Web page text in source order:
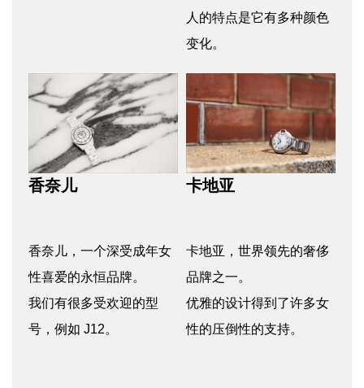
人的特点是它有多种颜色
变化。
香奈儿
香奈儿，一个深受成年女
性喜爱的永恒品牌。
我们有很多受欢迎的型
号，例如 J12。
卡地亚
卡地亚，世界领先的奢侈
品牌之一。
优雅的设计得到了许多女
性的压倒性的支持。